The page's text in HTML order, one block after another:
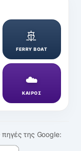
🚢
FERRY BOAT
☁️
ΚΑΙΡΟΣ
της Google: